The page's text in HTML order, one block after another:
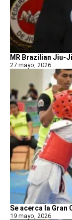
MR Brazilian Jiu-
27 mayo, 2026
Se acerca la Gran
19 mayo, 2026